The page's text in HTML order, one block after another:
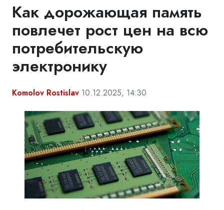
Как дорожающая память
повлечет рост цен на всю
потребительскую
электронику
Komolov Rostislav 10.12.2025, 14:30